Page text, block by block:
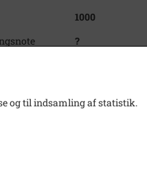
1000
?
Sogn (1000-2050)
Finderup
Høng
og til indsamling af statistik.